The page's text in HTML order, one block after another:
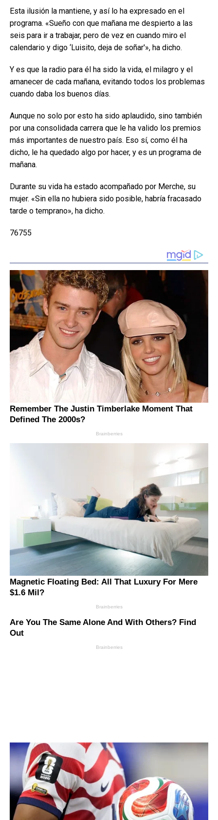
Esta ilusión la mantiene, y así lo ha expresado en el
programa. «Sueño con que mañana me despierto a las
seis para ir a trabajar, pero de vez en cuando miro el
calendario y digo ‘Luisito, deja de soñar'», ha dicho.
Y es que la radio para él ha sido la vida, el milagro y el
amanecer de cada mañana, evitando todos los problemas
cuando daba los buenos días.
Aunque no solo por esto ha sido aplaudido, sino también
por una consolidada carrera que le ha valido los premios
más importantes de nuestro país. Eso sí, como él ha
dicho, le ha quedado algo por hacer, y es un programa de
mañana.
Durante su vida ha estado acompañado por Merche, su
mujer. «Sin ella no hubiera sido posible, habría fracasado
tarde o temprano», ha dicho.
76755